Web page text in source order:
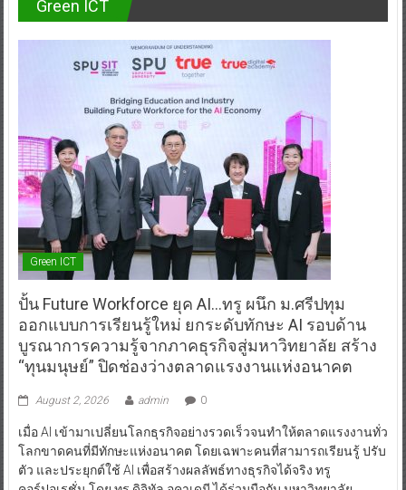
Green ICT
Green ICT
ปั้น Future Workforce ยุค AI…ทรู ผนึก ม.ศรีปทุม
ออกแบบการเรียนรู้ใหม่ ยกระดับทักษะ AI รอบด้าน
บูรณาการความรู้จากภาคธุรกิจสู่มหาวิทยาลัย สร้าง
“ทุนมนุษย์” ปิดช่องว่างตลาดแรงงานแห่งอนาคต
August 2, 2026 admin 0
เมื่อ AI เข้ามาเปลี่ยนโลกธุรกิจอย่างรวดเร็วจนทำให้ตลาดแรงงานทั่ว
โลกขาดคนที่มีทักษะแห่งอนาคต โดยเฉพาะคนที่สามารถเรียนรู้ ปรับ
ตัว และประยุกต์ใช้ AI เพื่อสร้างผลลัพธ์ทางธุรกิจได้จริง ทรู